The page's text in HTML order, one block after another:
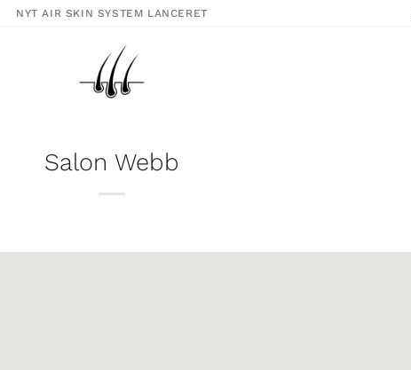
NYT AIR SKIN SYSTEM LANCERET
Salon Webb